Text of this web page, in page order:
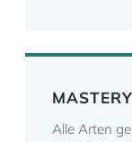
MASTERY
Alle Arten